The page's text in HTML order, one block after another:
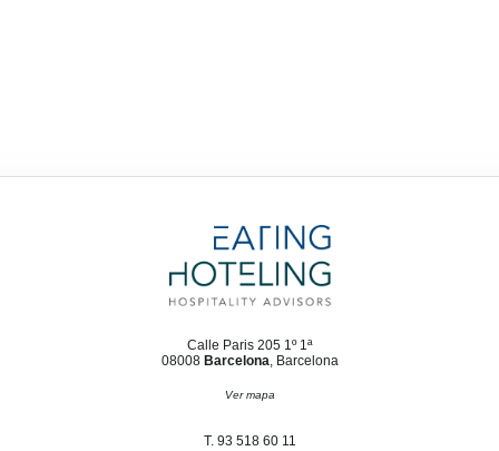
Calle Paris 205 1º 1ª
08008 Barcelona, Barcelona
Ver mapa
T. 93 518 60 11